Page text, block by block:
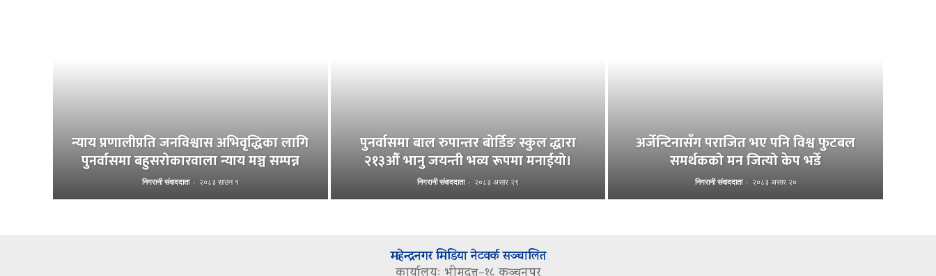
न्याय प्रणालीप्रति जनविश्वास अभिवृद्धिका लागि
पुनर्वासमा बहुसरोकारवाला न्याय मञ्च सम्पन्न
निगरानी संवाददाता - २०८३ साउन १
पुनर्वासमा बाल रुपान्तर बोर्डिङ स्कुल द्धारा
२१३औँ भानु जयन्ती भव्य रूपमा मनाईयो।
निगरानी संवाददाता - २०८३ असार २९
अर्जेन्टिनासँग पराजित भए पनि विश्व फुटबल
समर्थकको मन जित्यो केप भर्डे
निगरानी संवाददाता - २०८३ असार २०
महेन्द्रनगर मिडिया नेटवर्क सञ्चालित